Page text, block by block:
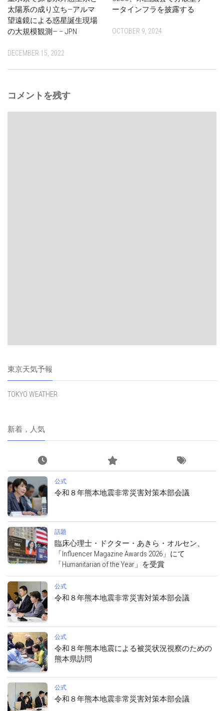
太陽系の成り立ち—アルマ
望遠鏡による惑星誕生現場
の大規模観測— – JPN
DECEMBER 15, 2022
ータインフラを披露する
OCTOBER 9, 2024
コメントを残す
東京天気予報
TOKYO WEATHER
新着，人気
公式
令和８年熊本地震非常災害対策本部会議
話題
臨床心理士・ドクター・あきら・オルセン、
「Influencer Magazine Awards 2026」にて
「Humanitarian of the Year」を受賞
公式
令和８年熊本地震非常災害対策本部会議
公式
令和８年熊本地震による被災状況視察のための
熊本県訪問
公式
令和８年熊本地震非常災害対策本部会議